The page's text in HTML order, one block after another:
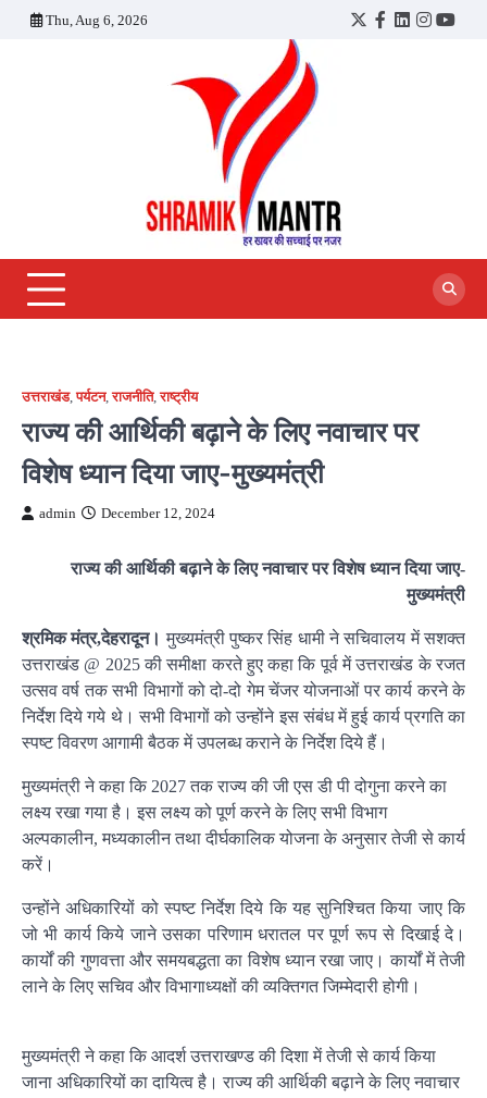
Thu, Aug 6, 2026
Twitter
Facebook
LinkedIn
उत्तराखंड,पर्यटन,राजनीति,राष्ट्रीय
राज्य की आर्थिकी बढ़ाने के लिए नवाचार पर
विशेष ध्यान दिया जाए-मुख्यमंत्री
admin December 12, 2024
राज्य की आर्थिकी बढ़ाने के लिए नवाचार पर विशेष ध्यान दिया जाए-
मुख्यमंत्री
श्रमिक मंत्र,देहरादून। मुख्यमंत्री पुष्कर सिंह धामी ने सचिवालय में सशक्त
उत्तराखंड @ 2025 की समीक्षा करते हुए कहा कि पूर्व में उत्तराखंड के रजत
उत्सव वर्ष तक सभी विभागों को दो-दो गेम चेंजर योजनाओं पर कार्य करने के
निर्देश दिये गये थे। सभी विभागों को उन्होंने इस संबंध में हुई कार्य प्रगति का
स्पष्ट विवरण आगामी बैठक में उपलब्ध कराने के निर्देश दिये हैं।
मुख्यमंत्री ने कहा कि 2027 तक राज्य की जी एस डी पी दोगुना करने का
लक्ष्य रखा गया है। इस लक्ष्य को पूर्ण करने के लिए सभी विभाग
अल्पकालीन, मध्यकालीन तथा दीर्घकालिक योजना के अनुसार तेजी से कार्य
करें।
उन्होंने अधिकारियों को स्पष्ट निर्देश दिये कि यह सुनिश्चित किया जाए कि
जो भी कार्य किये जाने उसका परिणाम धरातल पर पूर्ण रूप से दिखाई दे।
कार्यों की गुणवत्ता और समयबद्धता का विशेष ध्यान रखा जाए। कार्यों में तेजी
लाने के लिए सचिव और विभागाध्यक्षों की व्यक्तिगत जिम्मेदारी होगी।
मुख्यमंत्री ने कहा कि आदर्श उत्तराखण्ड की दिशा में तेजी से कार्य किया
जाना अधिकारियों का दायित्व है। राज्य की आर्थिकी बढ़ाने के लिए नवाचार